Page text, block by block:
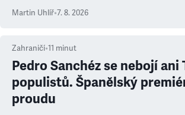
Martin Uhlíř•7. 8. 2026
Zahraničí•11 minut
Pedro Sanchéz se nebojí ani
populistů. Španělský
proudu